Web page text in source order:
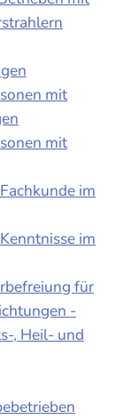
mit
mit
im
im
für
-
, Heil- und